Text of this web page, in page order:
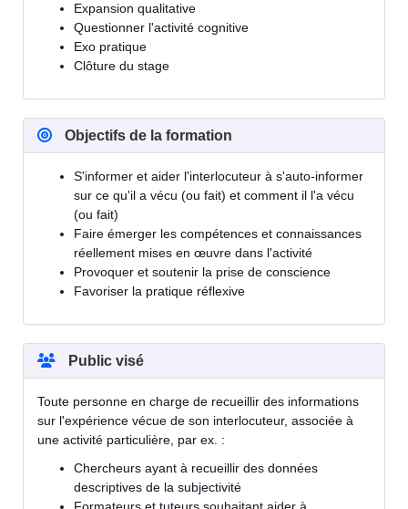
Expansion qualitative
Questionner l'activité cognitive
Exo pratique
Clôture du stage
Objectifs de la formation
S'informer et aider l'interlocuteur à s'auto-informer
sur ce qu'il a vécu (ou fait) et comment il l'a vécu
(ou fait)
Faire émerger les compétences et connaissances
réellement mises en œuvre dans l'activité
Provoquer et soutenir la prise de conscience
Favoriser la pratique réflexive
Public visé
Toute personne en charge de recueillir des informations
sur l'expérience vécue de son interlocuteur, associée à
une activité particulière, par ex. :
Chercheurs ayant à recueillir des données
descriptives de la subjectivité